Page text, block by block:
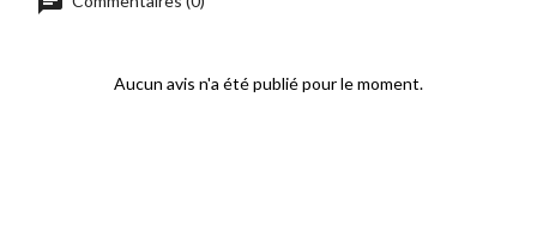
Aucun avis n'a été publié pour le moment.